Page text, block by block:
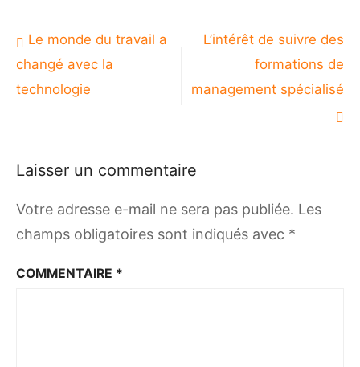
Navigation
de
l’article
Le monde du travail a
changé avec la
technologie
L’intérêt de suivre des
formations de
management spécialisé
Laisser un commentaire
Votre adresse e-mail ne sera pas publiée. Les
champs obligatoires sont indiqués avec *
COMMENTAIRE *